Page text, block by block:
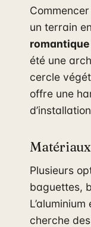
un terrain
romantique
été une
cercle
offre une
Plusieurs
baguettes,
cherche